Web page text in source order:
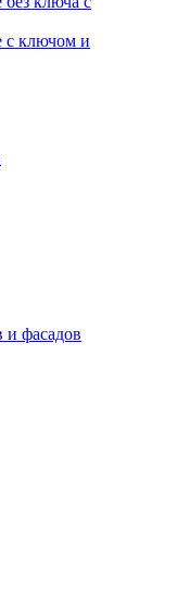
с ключом и
фасадов